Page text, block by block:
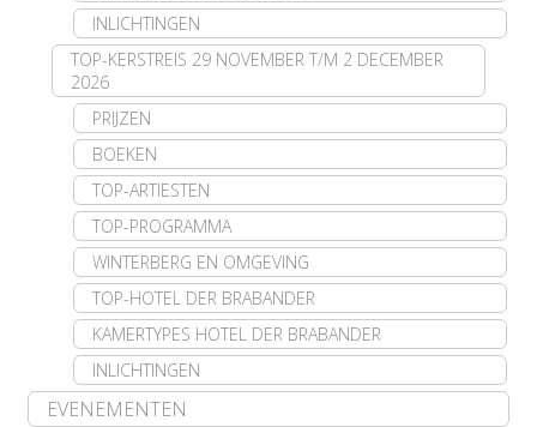
INLICHTINGEN
TOP-KERSTREIS 29 NOVEMBER T/M 2 DECEMBER
2026
PRIJZEN
BOEKEN
TOP-ARTIESTEN
TOP-PROGRAMMA
WINTERBERG EN OMGEVING
TOP-HOTEL DER BRABANDER
KAMERTYPES HOTEL DER BRABANDER
INLICHTINGEN
EVENEMENTEN